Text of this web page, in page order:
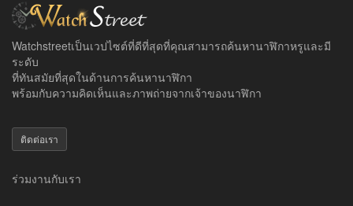
Watchstreetเป็นเวปไซต์ที่ดีที่สุดที่คุณสามารถค้นหานาฬิกาหรูและมี
ระดับ
ที่ทันสมัยที่สุดในด้านการค้นหานาฬิกา
พร้อมกับความคิดเห็นและภาพถ่ายจากเจ้าของนาฬิกา
ติดต่อเรา
ร่วมงานกับเรา